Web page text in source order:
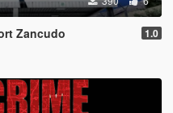
Zancudo 1.0